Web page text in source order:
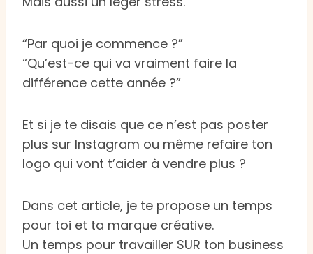
“Par quoi je commence ?”
“Qu’est-ce qui va vraiment faire la
différence cette année ?”
Et si je te disais que ce n’est pas poster
plus sur Instagram ou même refaire ton
logo qui vont t’aider à vendre plus ?
Dans cet article, je te propose un temps
pour toi et ta marque créative.
Un temps pour travailler SUR ton business